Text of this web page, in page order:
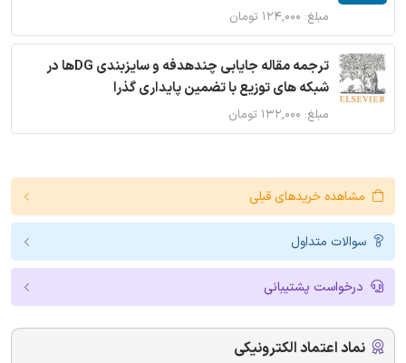
مبلغ: ۱۲۴,۰۰۰ تومان
ترجمه مقاله جایابی چندهدفه و سایزبندی DGها در
شبکه های توزیع با تضمین پایداری گذرا
مبلغ: ۱۳۲,۰۰۰ تومان
مشاهده خریدهای قبلی
سوالات متداول
درخواست پشتیبانی
نماد اعتماد الکترونیکی